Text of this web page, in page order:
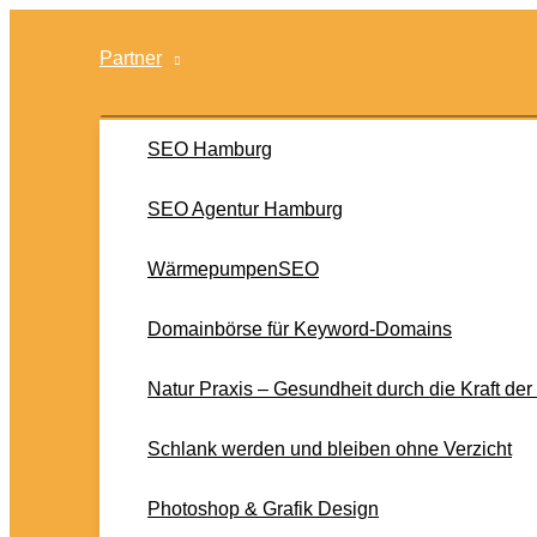
Partner
SEO Hamburg
SEO Agentur Hamburg
WärmepumpenSEO
Domainbörse für Keyword-Domains
Natur Praxis – Gesundheit durch die Kraft der
Schlank werden und bleiben ohne Verzicht
Photoshop & Grafik Design